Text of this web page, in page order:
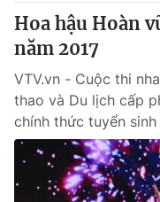
Hoa hậu Hoàn
năm 2017
VTV.vn - Cuộc thi
thao và Du lịch cấp
chính thức tuyển sinh